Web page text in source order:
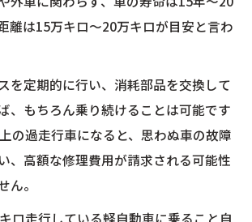
離は15万キロ〜20万キロが目安と言わ
を定期的に行い、消耗部品を交換して
、もちろん乗り続けることは可能です
の過走行車になると、思わぬ車の故障
、高額な修理費用が請求される可能性
ん。